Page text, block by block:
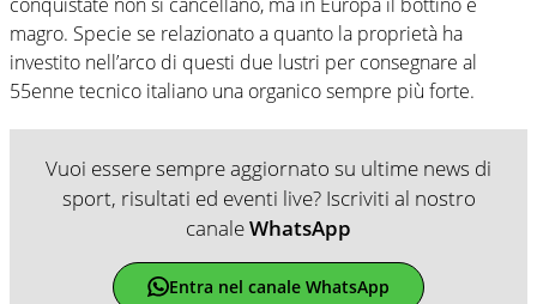
magro. Specie se relazionato a quanto la proprietà ha
investito nell’arco di questi due lustri per consegnare al
55enne tecnico italiano una organico sempre più forte.
Vuoi essere sempre aggiornato su ultime news di
sport, risultati ed eventi live? Iscriviti al nostro
canaleWhatsApp
Entra nel canale WhatsApp